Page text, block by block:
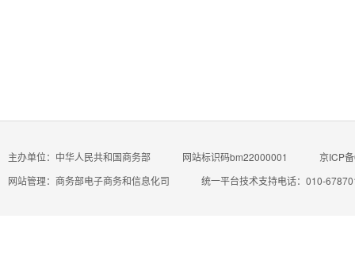
主办单位：中华人民共和国商务部 网站标识码bm22000001
京ICP
网站管理：商务部电子商务和信息化司
统一平台技术支持电话：010-